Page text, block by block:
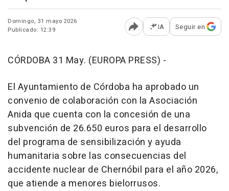
Domingo, 31 mayo 2026
Publicado: 12:39
Abrir opciones para
IA Seguir en
CÓRDOBA 31 May. (EUROPA PRESS) -
El Ayuntamiento de Córdoba ha aprobado un
convenio de colaboración con la Asociación
Anida que cuenta con la concesión de una
subvención de 26.650 euros para el desarrollo
del programa de sensibilización y ayuda
humanitaria sobre las consecuencias del
accidente nuclear de Chernóbil para el año 2026,
que atiende a menores bielorrusos.